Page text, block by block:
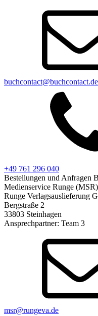
buchcontact@buchcontact.de
+49 761 296 040
Bestellungen und Anfragen
Medienservice Runge (MSR)
Runge Verlagsauslieferung
Bergstraße 2
33803 Steinhagen
Ansprechpartner: Team 3
msr@rungeva.de